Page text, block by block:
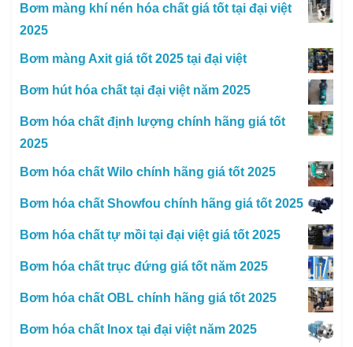
Bơm màng khí nén hóa chất giá tốt tại đại việt
2025
Bơm màng Axit giá tốt 2025 tại đại việt
Bơm hút hóa chất tại đại việt năm 2025
Bơm hóa chất định lượng chính hãng giá tốt
2025
Bơm hóa chất Wilo chính hãng giá tốt 2025
Bơm hóa chất Showfou chính hãng giá tốt 2025
Bơm hóa chất tự mồi tại đại việt giá tốt 2025
Bơm hóa chất trục đứng giá tốt năm 2025
Bơm hóa chất OBL chính hãng giá tốt 2025
Bơm hóa chất Inox tại đại việt năm 2025